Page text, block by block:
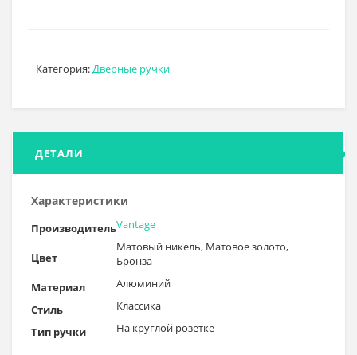
Категория: Дверные ручки
ДЕТАЛИ
Характеристики
ПроизводительVantage
Цвет
Матовый никель, Матовое золото,
Бронза
Материал
Алюминий
Стиль
Классика
Тип ручки
На круглой розетке